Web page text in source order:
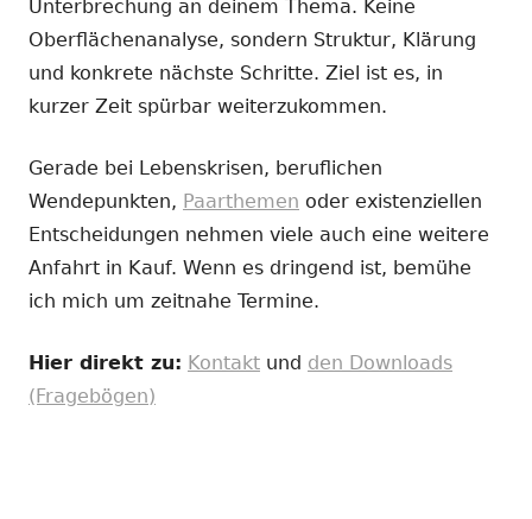
Unterbrechung an deinem Thema. Keine
Oberflächenanalyse, sondern Struktur, Klärung
und konkrete nächste Schritte. Ziel ist es, in
kurzer Zeit spürbar weiterzukommen.
Gerade bei Lebenskrisen, beruflichen
Wendepunkten, Paarthemen oder existenziellen
Entscheidungen nehmen viele auch eine weitere
Anfahrt in Kauf. Wenn es dringend ist, bemühe
ich mich um zeitnahe Termine.
Hier direkt zu: Kontakt und den Downloads
(Fragebögen)